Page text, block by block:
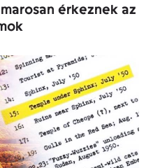
érkeznek az